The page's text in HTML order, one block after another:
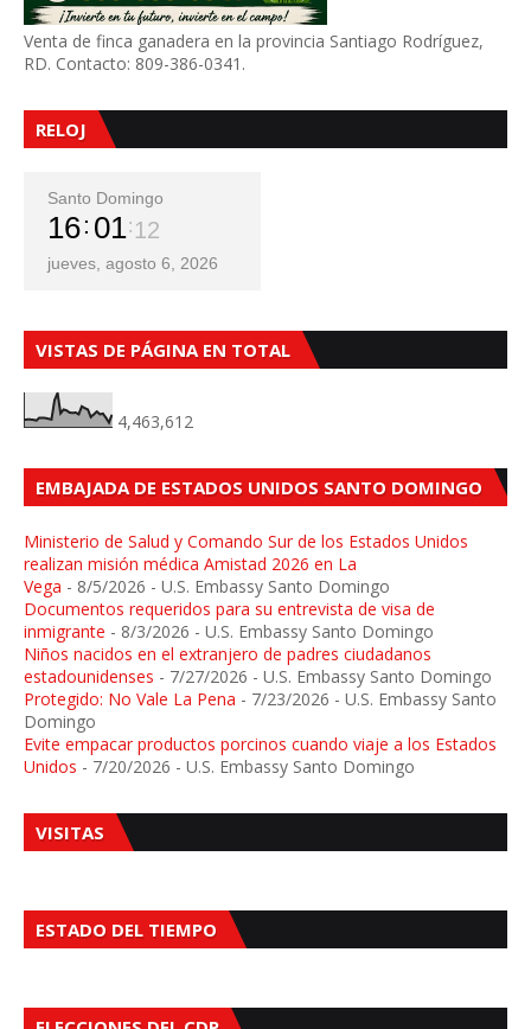
Venta de finca ganadera en la provincia Santiago Rodríguez,
RD. Contacto: 809-386-0341.
RELOJ
Santo Domingo
16 01 13
jueves, agosto 6, 2026
VISTAS DE PÁGINA EN TOTAL
4,463,612
EMBAJADA DE ESTADOS UNIDOS SANTO DOMINGO
Ministerio de Salud y Comando Sur de los Estados Unidos
realizan misión médica Amistad 2026 en La
Vega - 8/5/2026 - U.S. Embassy Santo Domingo
Documentos requeridos para su entrevista de visa de
inmigrante - 8/3/2026 - U.S. Embassy Santo Domingo
Niños nacidos en el extranjero de padres ciudadanos
estadounidenses - 7/27/2026 - U.S. Embassy Santo Domingo
Protegido: No Vale La Pena - 7/23/2026 - U.S. Embassy Santo
Domingo
Evite empacar productos porcinos cuando viaje a los Estados
Unidos - 7/20/2026 - U.S. Embassy Santo Domingo
VISITAS
ESTADO DEL TIEMPO